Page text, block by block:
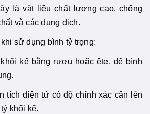
là vật liệu chất lượng cao, chống
và các dung dịch.
sử dụng bình tỷ trọng:
kế bằng rượu hoặc ête, để bình
tích điện tử có độ chính xác cân lên
khối kế.